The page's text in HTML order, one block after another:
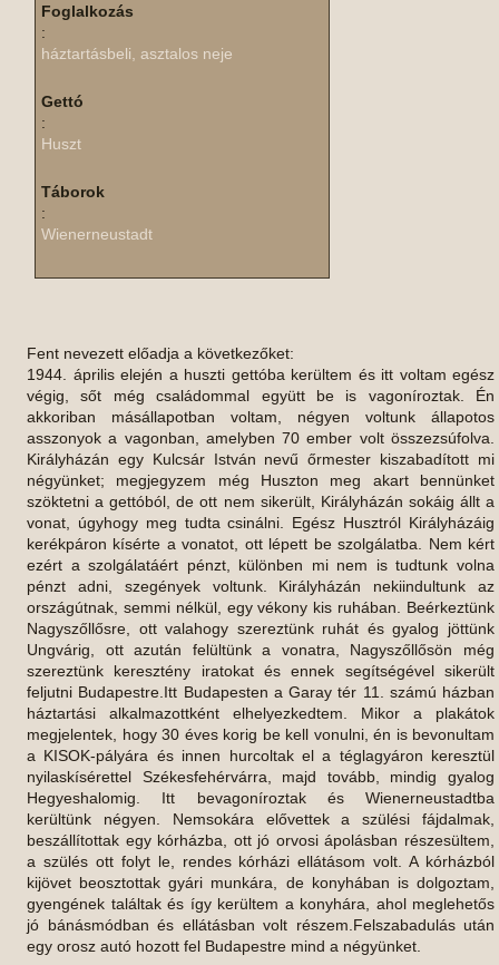
Foglalkozás
:
háztartásbeli, asztalos neje
Gettó
:
Huszt
Táborok
:
Wienerneustadt
Fent nevezett előadja a következőket:
1944. április elején a huszti gettóba kerültem és itt voltam egész
végig, sőt még családommal együtt be is vagoníroztak. Én
akkoriban másállapotban voltam, négyen voltunk állapotos
asszonyok a vagonban, amelyben 70 ember volt összezsúfolva.
Királyházán egy Kulcsár István nevű őrmester kiszabadított mi
négyünket; megjegyzem még Huszton meg akart bennünket
szöktetni a gettóból, de ott nem sikerült, Királyházán sokáig állt a
vonat, úgyhogy meg tudta csinálni. Egész Husztról Királyházáig
kerékpáron kísérte a vonatot, ott lépett be szolgálatba. Nem kért
ezért a szolgálatáért pénzt, különben mi nem is tudtunk volna
pénzt adni, szegények voltunk. Királyházán nekiindultunk az
országútnak, semmi nélkül, egy vékony kis ruhában. Beérkeztünk
Nagyszőllősre, ott valahogy szereztünk ruhát és gyalog jöttünk
Ungvárig, ott azután felültünk a vonatra, Nagyszőllősön még
szereztünk keresztény iratokat és ennek segítségével sikerült
feljutni Budapestre.Itt Budapesten a Garay tér 11. számú házban
háztartási alkalmazottként elhelyezkedtem. Mikor a plakátok
megjelentek, hogy 30 éves korig be kell vonulni, én is bevonultam
a KISOK-pályára és innen hurcoltak el a téglagyáron keresztül
nyilaskísérettel Székesfehérvárra, majd tovább, mindig gyalog
Hegyeshalomig. Itt bevagoníroztak és Wienerneustadtba
kerültünk négyen. Nemsokára elővettek a szülési fájdalmak,
beszállítottak egy kórházba, ott jó orvosi ápolásban részesültem,
a szülés ott folyt le, rendes kórházi ellátásom volt. A kórházból
kijövet beosztottak gyári munkára, de konyhában is dolgoztam,
gyengének találtak és így kerültem a konyhára, ahol meglehetős
jó bánásmódban és ellátásban volt részem.Felszabadulás után
egy orosz autó hozott fel Budapestre mind a négyünket.